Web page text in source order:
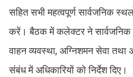
सहित सभी महत्वपूर्ण सार्वजनिक
करें। बैठक में कलेक्टर ने सार्वजनिक
वाहन व्यवस्था, अग्निशमन सेवा तथा
संबंध में अधिकारियों को निर्देश दिए।